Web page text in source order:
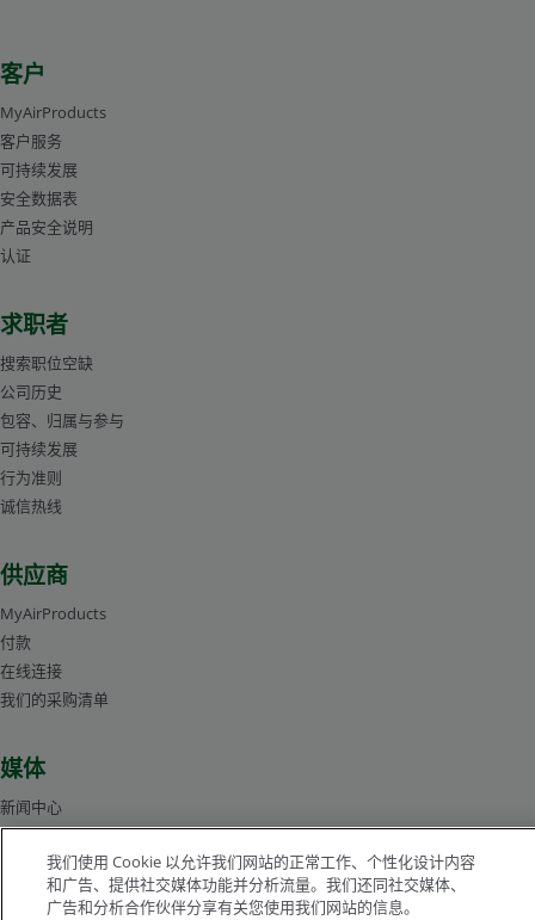
客户
MyAirProducts
客户服务
可持续发展
安全数据表
产品安全说明
认证
求职者
搜索职位空缺
公司历史
包容、归属与参与
可持续发展
行为准则
诚信热线
供应商
MyAirProducts
付款
在线连接
我们的采购清单
媒体
新闻中心
管理层人员简介
我们使用 Cookie 以允许我们网站的正常工作、个性化设计内容
和广告、提供社交媒体功能并分析流量。我们还同社交媒体、
广告和分析合作伙伴分享有关您使用我们网站的信息。